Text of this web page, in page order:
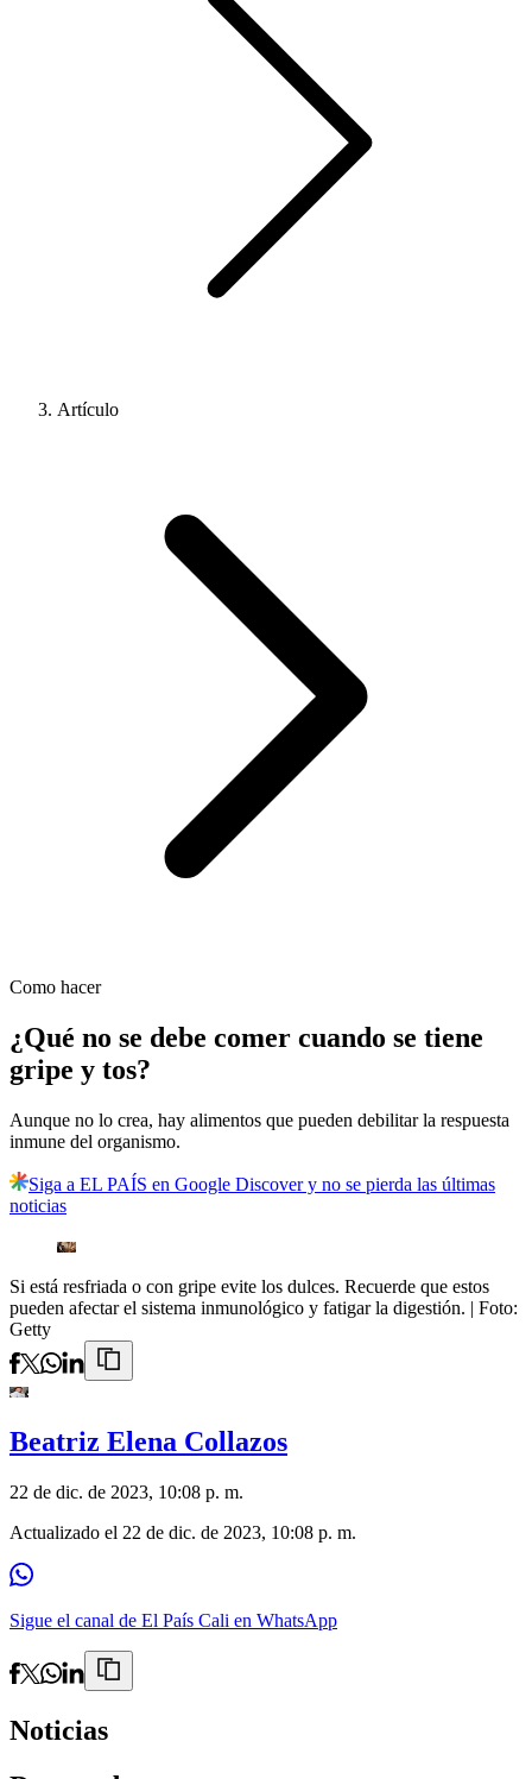
Artículo
Como hacer
¿Qué no se debe comer cuando se tiene
gripe y tos?
Aunque no lo crea, hay alimentos que pueden debilitar la respuesta
inmune del organismo.
Siga a EL PAÍS en Google Discover y no se pierda las últimas
noticias
Si está resfriada o con gripe evite los dulces. Recuerde que estos
pueden afectar el sistema inmunológico y fatigar la digestión. | Foto:
Getty
Beatriz Elena Collazos
22 de dic. de 2023, 10:08 p. m.
Actualizado el 22 de dic. de 2023, 10:08 p. m.
Sigue el canal de El País Cali en WhatsApp
Noticias